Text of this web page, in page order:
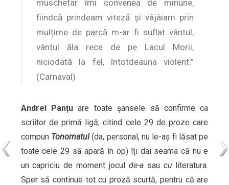
muschetar îmi convenea de minune,
fiindcă prindeam viteză și vâjâiam prin
mulțime de parcă m-ar fi suflat vântul,
vântul ăla rece de pe Lacul Morii,
niciodată la fel, întotdeauna violent.”
(Carnaval)
Andrei Panțuare toate șansele să confirme ca
scriitor de primă ligă; citind cele 29 de proze care
compun Tonomatul(da, personal, nu le-aș fi lăsat pe
toate cele 29 să apară în op) îți dai seama că nu e
un capriciu de moment jocul de-asau cu literatura.
Sper să continue tot cu proză scurtă, pentru că are